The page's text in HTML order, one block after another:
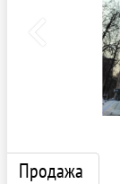
Продажа